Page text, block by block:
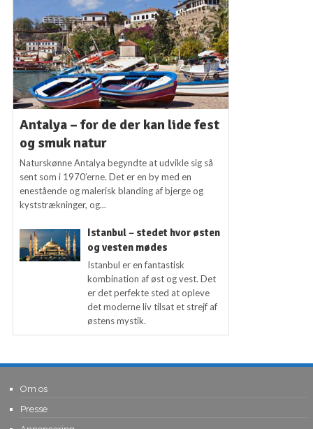
Antalya – for de der kan lide fest
og smuk natur
Naturskønne Antalya begyndte at udvikle sig så
sent som i 1970’erne. Det er en by med en
enestående og malerisk blanding af bjerge og
kyststrækninger, og...
Istanbul – stedet hvor østen
og vesten mødes
Istanbul er en fantastisk
kombination af øst og vest. Det
er det perfekte sted at opleve
det moderne liv tilsat et strejf af
østens mystik.
Om os
Presse